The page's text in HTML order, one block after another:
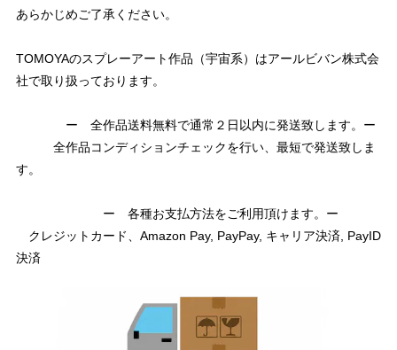
あらかじめご了承ください。
TOMOYAのスプレーアート作品（宇宙系）はアールビバン株式会
社で取り扱っております。
ー 全作品送料無料で通常２日以内に発送致します。ー
全作品コンディションチェックを行い、最短で発送致しま
す。
ー 各種お支払方法をご利用頂けます。ー
クレジットカード、Amazon Pay, PayPay, キャリア決済, PayID
決済